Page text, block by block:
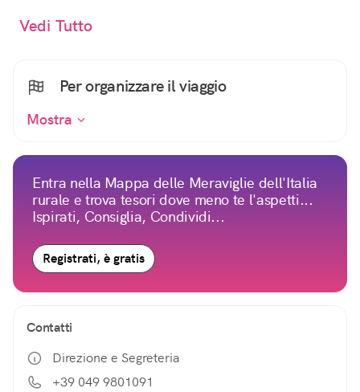
Vedi Tutto
Per organizzare il viaggio
Mostra
Entra nella Mappa delle Meraviglie dell'Italia
rurale e trova tesori dove meno te l'aspetti...
Ispirati, Consiglia, Condividi...
Registrati, è gratis
Contatti
Direzione e Segreteria
+39 049 9801091